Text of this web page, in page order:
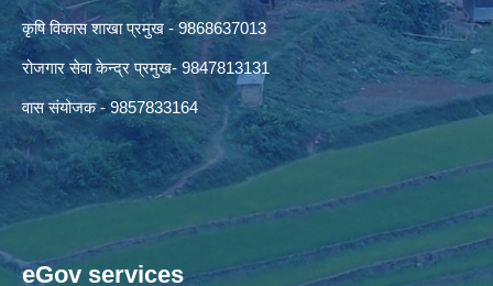
कृषि विकास शाखा प्रमुख - 9868637013
रोजगार सेवा केन्द्र प्रमुख- 9847813131
वास संयोजक - 9857833164
eGov services